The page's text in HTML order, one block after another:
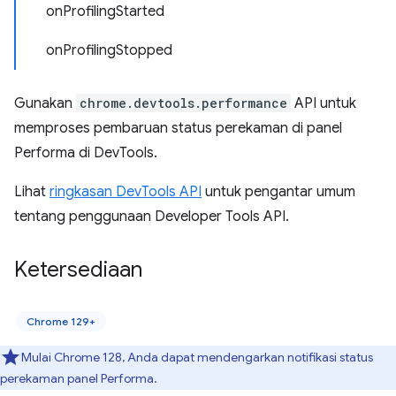
onProfilingStarted
onProfilingStopped
Gunakan chrome.devtools.performance API untuk
memproses pembaruan status perekaman di panel
Performa di DevTools.
Lihat ringkasan DevTools API untuk pengantar umum
tentang penggunaan Developer Tools API.
Ketersediaan
Chrome 129+
Mulai Chrome 128, Anda dapat mendengarkan notifikasi status
perekaman panel Performa.